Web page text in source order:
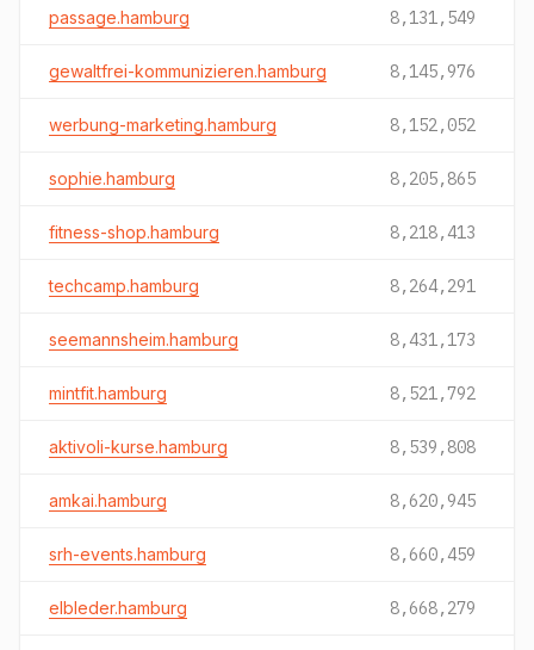
passage.hamburg 8,131,549
gewaltfrei-kommunizieren.hamburg 8,145,976
werbung-marketing.hamburg 8,152,052
sophie.hamburg 8,205,865
fitness-shop.hamburg 8,218,413
techcamp.hamburg 8,264,291
seemannsheim.hamburg 8,431,173
mintfit.hamburg 8,521,792
aktivoli-kurse.hamburg 8,539,808
amkai.hamburg 8,620,945
srh-events.hamburg 8,660,459
elbleder.hamburg 8,668,279